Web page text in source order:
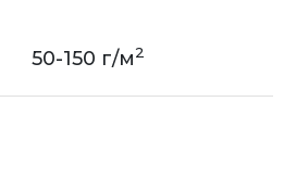
50-150 г/м2